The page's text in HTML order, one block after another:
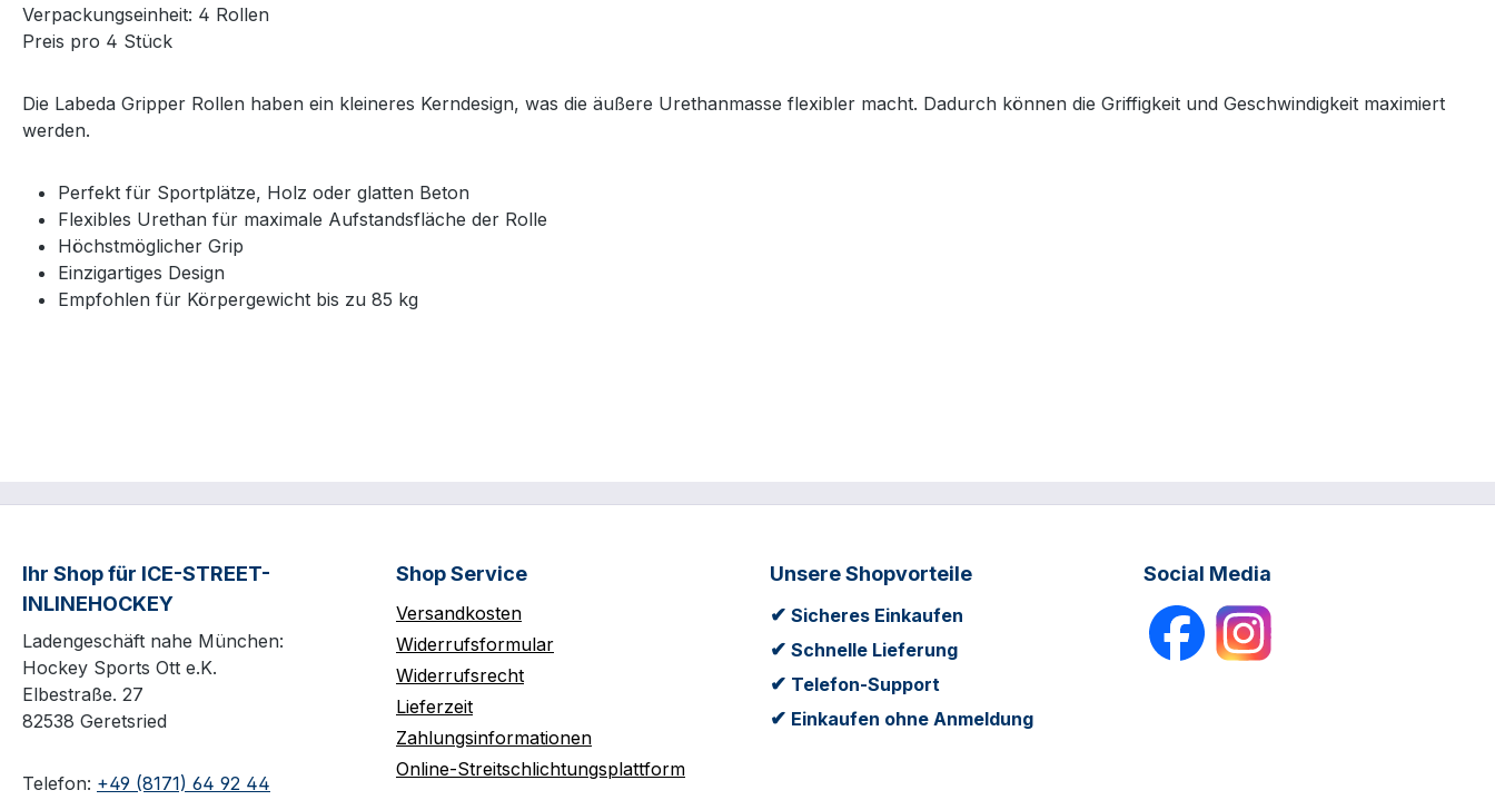
Verpackungseinheit: 4 Rollen
Preis pro 4 Stück
Die Labeda Gripper Rollen haben ein kleineres Kerndesign, was die äußere Urethanmasse flexibler macht. Dadurch können die Griffigkeit und Geschwindigkeit maximiert
werden.
Perfekt für Sportplätze, Holz oder glatten Beton
Flexibles Urethan für maximale Aufstandsfläche der Rolle
Höchstmöglicher Grip
Einzigartiges Design
Empfohlen für Körpergewicht bis zu 85 kg
Ihr Shop für ICE-STREET-
INLINEHOCKEY
Ladengeschäft nahe München:
Hockey Sports Ott e.K.
Elbestraße. 27
82538 Geretsried
Telefon: +49 (8171) 64 92 44
Shop Service
Versandkosten
Widerrufsformular
Widerrufsrecht
Lieferzeit
Zahlungsinformationen
Online-Streitschlichtungsplattform
Unsere Shopvorteile
✔ Sicheres Einkaufen
✔ Schnelle Lieferung
✔ Telefon-Support
✔ Einkaufen ohne Anmeldung
Social Media